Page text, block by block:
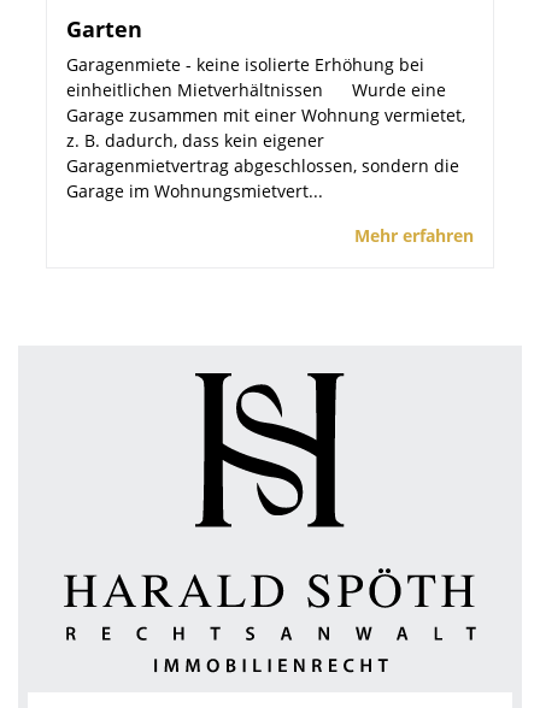
Garten
Garagenmiete - keine isolierte Erhöhung bei
einheitlichen Mietverhältnissen Wurde eine
Garage zusammen mit einer Wohnung vermietet,
z. B. dadurch, dass kein eigener
Garagenmietvertrag abgeschlossen, sondern die
Garage im Wohnungsmietvert...
Mehr erfahren